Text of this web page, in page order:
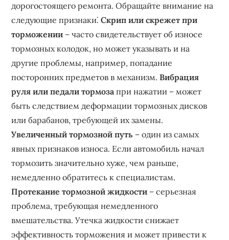
дорогостоящего ремонта. Обращайте внимание на
следующие признаки⁚Скрип или скрежет при
торможении – часто свидетельствует об износе
тормозных колодок, но может указывать и на
другие проблемы, например, попадание
посторонних предметов в механизм.Вибрация
руля или педали тормоза при нажатии – может
быть следствием деформации тормозных дисков
или барабанов, требующей их замены.
Увеличенный тормозной путь – один из самых
явных признаков износа. Если автомобиль начал
тормозить значительно хуже, чем раньше,
немедленно обратитесь к специалистам.
Протекание тормозной жидкости – серьезная
проблема, требующая немедленного
вмешательства. Утечка жидкости снижает
эффективность торможения и может привести к